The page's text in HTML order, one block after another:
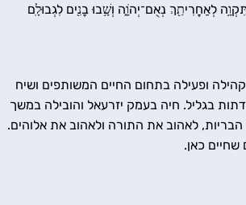
לְאַחֲרִיתֵ֖ךְ נְאֻם־יְהֹוָ֑ה וְשָׁ֥בוּ בָנִ֖ים לִגְבוּלָֽם
ירושלים, הוסמכה בשנת 2017. אשת חינוך וקהילה ופעילה בתחום החיים המשותפים ושיח
בגליל. חיה בעמק יזרעאל והובילה במשך
לאהוב את התורה ולאהוב את אלוהים.
שחיים כאן.